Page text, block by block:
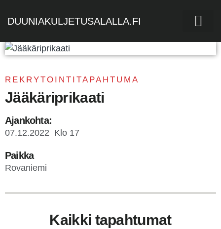
DUUNIAKULJETUSALALLA.FI
REKRYTOINTITAPAHTUMA
Jääkäriprikaati
Ajankohta:
07.12.2022 Klo 17
Paikka
Rovaniemi
Kaikki tapahtumat